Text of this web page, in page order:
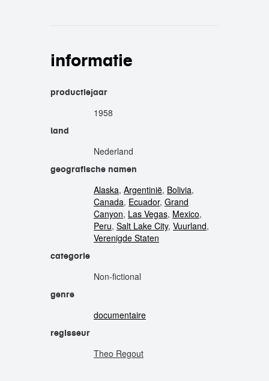
informatie
productiejaar
1958
land
Nederland
geografische namen
Alaska, Argentinië, Bolivia,
Canada, Ecuador, Grand
Canyon, Las Vegas, Mexico,
Peru, Salt Lake City, Vuurland,
Verenigde Staten
categorie
Non-fictional
genre
documentaire
regisseur
Theo Regout